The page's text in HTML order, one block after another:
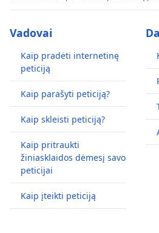
Vadovai
Kaip pradėti internetinę
peticiją
Kaip parašyti peticiją?
Kaip skleisti peticiją?
Kaip pritraukti
žiniasklaidos dėmesį savo
peticijai
Kaip įteikti peticiją